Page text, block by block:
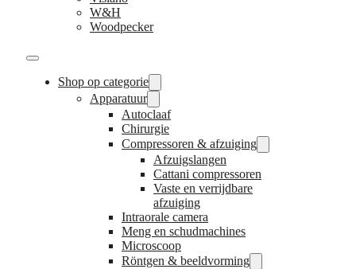
W&H
Woodpecker
Shop op categorie
Apparatuur
Autoclaaf
Chirurgie
Compressoren & afzuiging
Afzuigslangen
Cattani compressoren
Vaste en verrijdbare
afzuiging
Intraorale camera
Meng en schudmachines
Microscoop
Röntgen & beeldvorming